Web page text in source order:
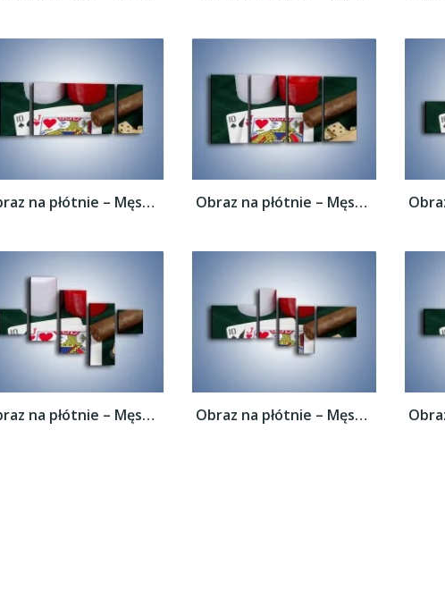
Obraz na płótnie – Męski świat hazardu –... Obraz na płótnie – Męski świat hazardu –...
Obraz na płótnie – Męski świat hazardu –... Obraz na płótnie – Męski świat hazardu –...